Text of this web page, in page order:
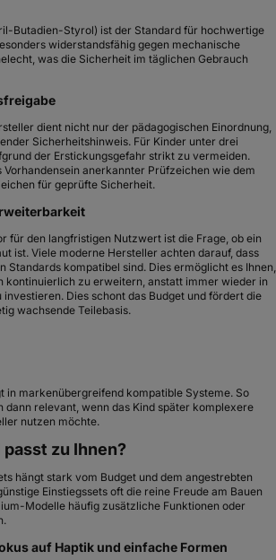
Butadien-Styrol) ist der Standard für hochwertige
widerstandsfähig gegen mechanische
was die Sicherheit im täglichen Gebrauch
dient nicht nur der pädagogischen Einordnung,
Sicherheitshinweis. Für Kinder unter drei
der Erstickungsgefahr strikt zu vermeiden.
Vorhandensein anerkannter Prüfzeichen wie dem
für geprüfte Sicherheit.
für den langfristigen Nutzwert ist die Frage, ob ein
ist. Viele moderne Hersteller achten darauf, dass
Standards kompatibel sind. Dies ermöglicht es Ihnen,
kontinuierlich zu erweitern, anstatt immer wieder in
investieren. Dies schont das Budget und fördert die
wachsende Teilebasis.
in markenübergreifend kompatible Systeme. So
dann relevant, wenn das Kind später komplexere
nutzen möchte.
zu Ihnen?
hängt stark vom Budget und dem angestrebten
Einstiegssets oft die reine Freude am Bauen
Modelle häufig zusätzliche Funktionen oder
auf Haptik und einfache Formen